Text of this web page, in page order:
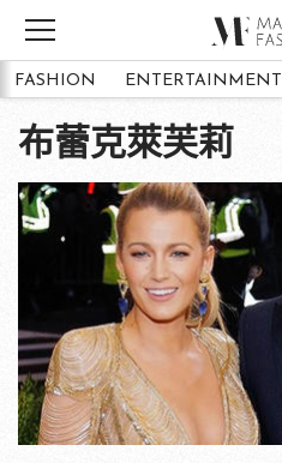
FASHION ENTERTAINMENT
布蕾克萊芙莉